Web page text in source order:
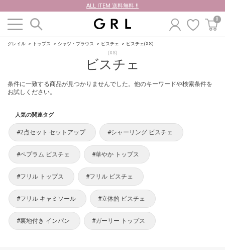
ALL ITEM 送料無料 !!
0
グレイル トップス シャツ・ブラウス ビスチェ ビスチェ(XS)
ビスチェ
(XS)
条件に一致する商品が見つかりませんでした。他のキーワードや検索条件を
お試しください。
人気の関連タグ
#2点セット セットアップ #シャーリング ビスチェ
#ペプラム ビスチェ #華やか トップス
#フリル トップス #フリル ビスチェ
#フリル キャミソール #立体的 ビスチェ
#裏地付き インパン #ガーリー トップス